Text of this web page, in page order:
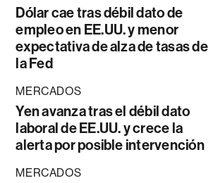
Dólar cae tras débil dato de
empleo en EE.UU. y menor
expectativa de alza de tasas de
la Fed
MERCADOS
Yen avanza tras el débil dato
laboral de EE.UU. y crece la
alerta por posible intervención
MERCADOS